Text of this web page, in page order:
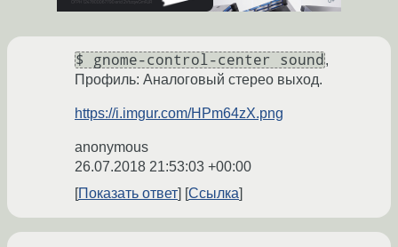
$ gnome-control-center sound ,
Профиль: Аналоговый стерео выход.
https://i.imgur.com/HPm64zX.png
anonymous
26.07.2018 21:53:03 +00:00
Показать ответ
Ссылка